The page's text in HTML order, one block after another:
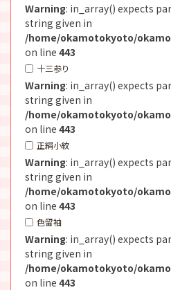
Warning: in_array() expects
string given in
/home/okamotokyoto/
on line 443
十三参り
Warning: in_array() expects
string given in
/home/okamotokyoto/
on line 443
正絹小紋
Warning: in_array() expects
string given in
/home/okamotokyoto/
on line 443
色留袖
Warning: in_array() expects
string given in
/home/okamotokyoto/
on line 443